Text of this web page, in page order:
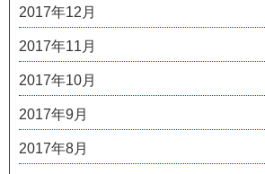
2017年12月
2017年11月
2017年10月
2017年9月
2017年8月